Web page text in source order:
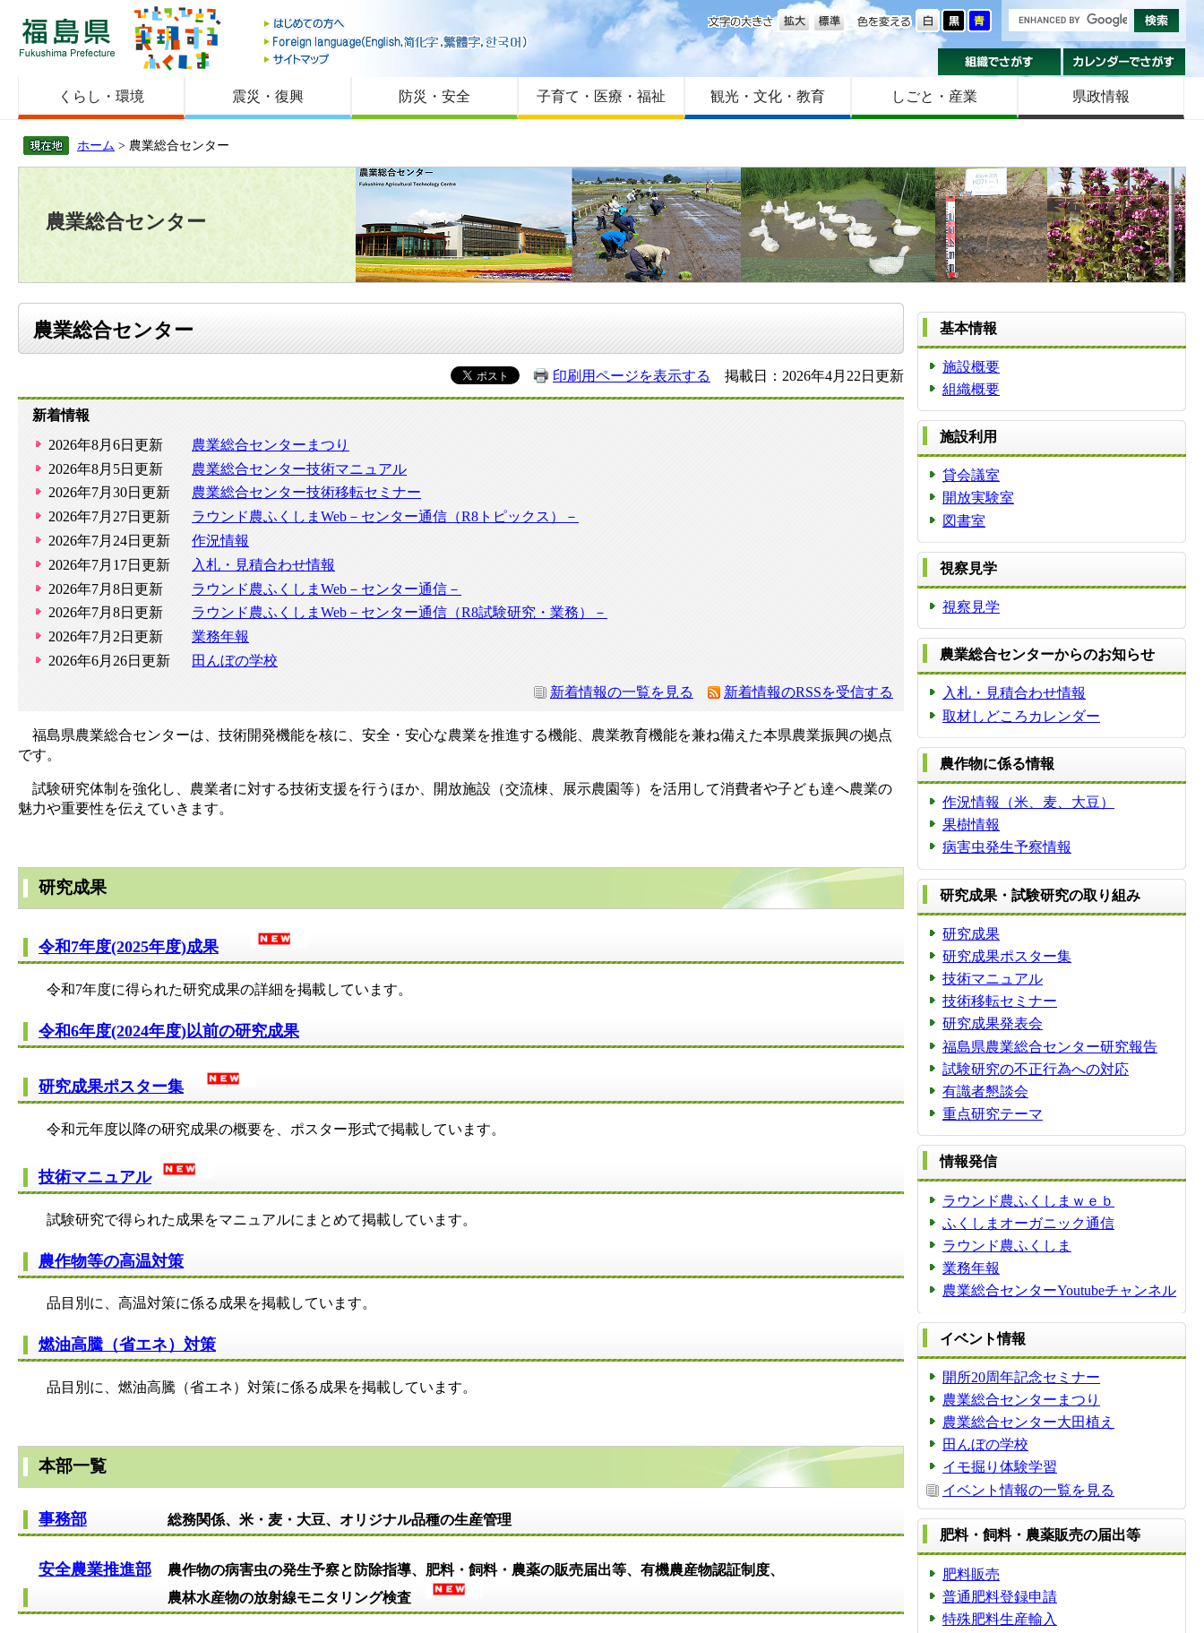
福島県
はじめての方へ
Foreign language
サイトマップ
色を変える
文字の大きさ
組織でさがす
くらし・環境 震災・復興 防災・安全 子育て・医療・福祉 観光・文化・教育 しごと・産業 県政情報
ホーム > 農業総合センター
農業総合センター
農業総合センター
印刷用ページを表示する 掲載日：2026年4月22日更新
新着情報
2026年8月6日更新
農業総合センターまつり
2026年8月5日更新
農業総合センター技術マニュアル
2026年7月30日更新
農業総合センター技術移転セミナー
2026年7月27日更新
ラウンド農ふくしまWeb－センター通信（R8トピックス）－
2026年7月24日更新
作況情報
2026年7月17日更新
入札・見積合わせ情報
2026年7月8日更新
ラウンド農ふくしまWeb－センター通信－
2026年7月8日更新
ラウンド農ふくしまWeb－センター通信（R8試験研究・業務）－
2026年7月2日更新
業務年報
2026年6月26日更新
田んぼの学校
新着情報の一覧を見る 新着情報のRSSを受信する
福島県農業総合センターは、技術開発機能を核に、安全・安心な農業を推進する機能、農業教育機能を兼ね備えた本県農業振興の拠点
です。
試験研究体制を強化し、農業者に対する技術支援を行うほか、開放施設（交流棟、展示農園等）を活用して消費者や子ども達へ農業の
魅力や重要性を伝えていきます。
研究成果
令和7年度(2025年度)成果
令和7年度に得られた研究成果の詳細を掲載しています。
令和6年度(2024年度)以前の研究成果
研究成果ポスター集
令和元年度以降の研究成果の概要を、ポスター形式で掲載しています。
技術マニュアル
試験研究で得られた成果をマニュアルにまとめて掲載しています。
農作物等の高温対策
品目別に、高温対策に係る成果を掲載しています。
燃油高騰（省エネ）対策
品目別に、燃油高騰（省エネ）対策に係る成果を掲載しています。
本部一覧
事務部 総務関係、米・麦・大豆、オリジナル品種の生産管理
安全農業推進部
農作物の病害虫の発生予察と防除指導、肥料・飼料・農薬の販売届出等、有機農産物認証制度、
農林水産物の放射線モニタリング検査
基本情報
施設概要
組織概要
施設利用
貸会議室
開放実験室
図書室
視察見学
視察見学
農業総合センターからのお知らせ
入札・見積合わせ情報
取材しどころカレンダー
農作物に係る情報
作況情報（米、麦、大豆）
果樹情報
病害虫発生予察情報
研究成果・試験研究の取り組み
研究成果
研究成果ポスター集
技術マニュアル
技術移転セミナー
研究成果発表会
福島県農業総合センター研究報告
試験研究の不正行為への対応
有識者懇談会
重点研究テーマ
情報発信
ラウンド農ふくしまｗｅｂ
ふくしまオーガニック通信
ラウンド農ふくしま
業務年報
農業総合センターYoutubeチャンネル
イベント情報
開所20周年記念セミナー
農業総合センターまつり
農業総合センター大田植え
田んぼの学校
イモ掘り体験学習
イベント情報の一覧を見る
肥料・飼料・農薬販売の届出等
肥料販売
普通肥料登録申請
特殊肥料生産輸入